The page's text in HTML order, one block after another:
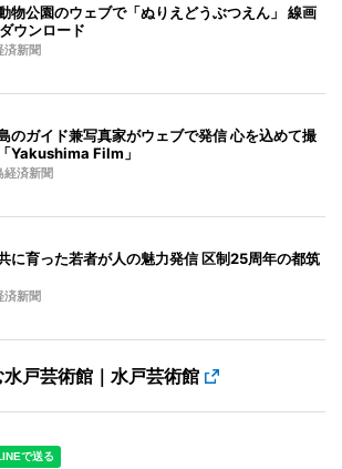
物公園のウェブで「ぬりえどうぶつえん」 線画
ウンロード
済新聞
のガイド兼写真家がウェブで発信 心を込めて撮
Yakushima Film」
経済新聞
に育った若者が人の魅力発信 区制25周年の都筑
済新聞
戸芸術館｜水戸芸術館